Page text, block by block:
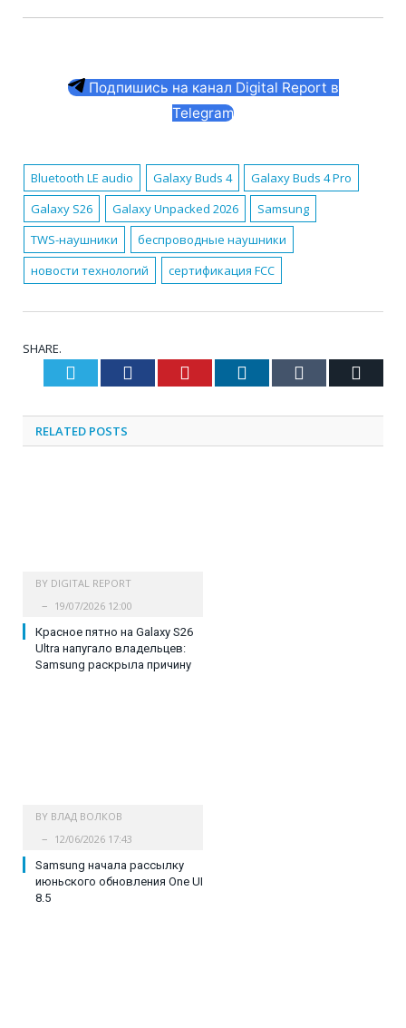
Подпишись на канал Digital Report в
Telegram
Bluetooth LE audio Galaxy Buds 4
Galaxy Buds 4 Pro
Galaxy S26
Galaxy Unpacked 2026
Samsung
TWS-наушники
беспроводные наушники
новости технологий
сертификация FCC
SHARE.
Twitter Facebook Pinterest LinkedIn Tumblr
RELATED POSTS
BY DIGITAL REPORT
19/07/2026 12:00
Красное пятно на Galaxy S26
Ultra напугало владельцев:
Samsung раскрыла причину
BY ВЛАД ВОЛКОВ
12/06/2026 17:43
Samsung начала рассылку
июньского обновления One UI
8.5